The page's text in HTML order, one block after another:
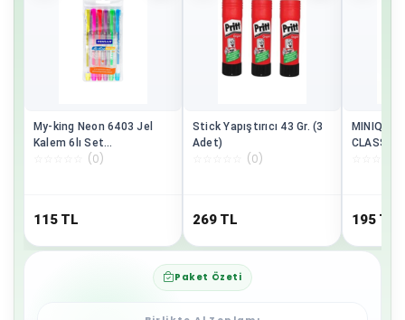
My-king Neon 6403 Jel
Kalem 6lı Set
Pe02227jkoon6
(0)
115 TL
Stick Yapıştırıcı 43 Gr. (3
Adet)
(0)
269 TL
MINIQ
CLASSIC
195 TL
Paket Özeti